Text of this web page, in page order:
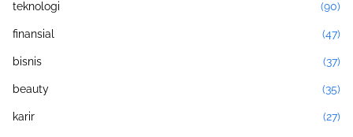
teknologi (90)
finansial (47)
bisnis (37)
beauty (35)
karir (27)